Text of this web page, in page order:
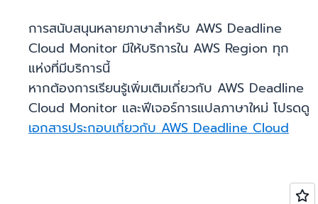
การสนับสนุนหลายภาษาสำหรับ AWS Deadline
Cloud Monitor มีให้บริการใน AWS Region ทุก
แห่งที่มีบริการนี้
หากต้องการเรียนรู้เพิ่มเติมเกี่ยวกับ AWS Deadline
Cloud Monitor และฟีเจอร์การแปลภาษาใหม่ โปรดดู
เอกสารประกอบเกี่ยวกับ AWS Deadline Cloud